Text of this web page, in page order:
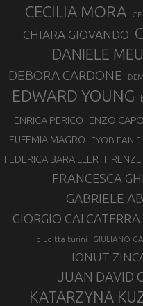
CECILIA MORA
CHIARA GIOVANDO
DANIELE
DEBORA CARDONE
EDWARD YOUNG
ENRICA PERICO ENZO
EUFEMIA MAGRO EYOB
FEDERICA BARAILLER
FRANCESCA
GABRIELE
GIORGIO CALCATERRA
giuditta turini GIULIANO
IONUT
JUAN DAVID
KATARZYNA